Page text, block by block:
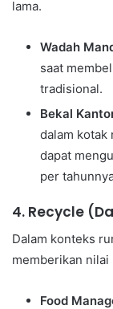
lama.
Wadah
saat
tradisional.
Bekal
dalam kotak
dapat
per
4. Recycle
Dalam konteks
memberikan nilai
Food